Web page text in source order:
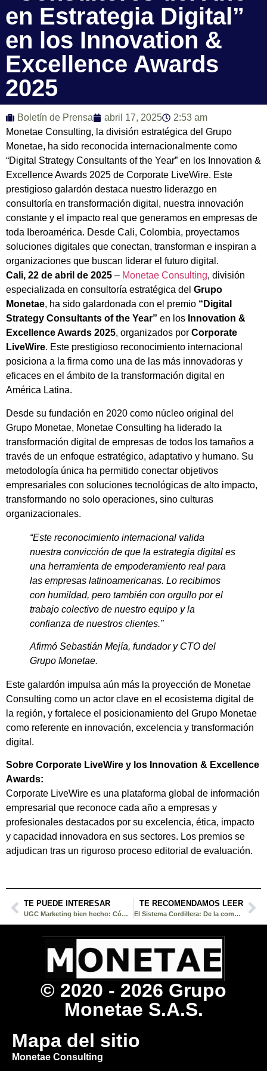
en Estrategia Digital”
en los Innovation &
Excellence Awards
2025
Boletín de Prensa abril 17, 2025
2:53 am
Monetae Consulting, la división estratégica del Grupo
Monetae, ha sido reconocida internacionalmente como
“Digital Strategy Consultants of the Year” en los Innovation &
Excellence Awards 2025 de Corporate LiveWire. Este
prestigioso galardón destaca nuestro liderazgo en
consultoría en transformación digital, nuestra innovación
constante y el impacto real que generamos en empresas de
toda Iberoamérica. Desde Cali, Colombia, proyectamos
soluciones digitales que conectan, transforman e inspiran a
organizaciones que buscan liderar el futuro digital.
Cali, 22 de abril de 2025 – Monetae Consulting, división
especializada en consultoría estratégica del Grupo
Monetae, ha sido galardonada con el premio “Digital
Strategy Consultants of the Year” en los Innovation &
Excellence Awards 2025, organizados por Corporate
LiveWire. Este prestigioso reconocimiento internacional
posiciona a la firma como una de las más innovadoras y
eficaces en el ámbito de la transformación digital en
América Latina.
Desde su fundación en 2020 como núcleo original del
Grupo Monetae, Monetae Consulting ha liderado la
transformación digital de empresas de todos los tamaños a
través de un enfoque estratégico, adaptativo y humano. Su
metodología única ha permitido conectar objetivos
empresariales con soluciones tecnológicas de alto impacto,
transformando no solo operaciones, sino culturas
organizacionales.
“Este reconocimiento internacional valida
nuestra convicción de que la estrategia digital es
una herramienta de empoderamiento real para
las empresas latinoamericanas. Lo recibimos
con humildad, pero también con orgullo por el
trabajo colectivo de nuestro equipo y la
confianza de nuestros clientes.”
Afirmó Sebastián Mejía, fundador y CTO del
Grupo Monetae.
Este galardón impulsa aún más la proyección de Monetae
Consulting como un actor clave en el ecosistema digital de
la región, y fortalece el posicionamiento del Grupo Monetae
como referente en innovación, excelencia y transformación
digital.
Sobre Corporate LiveWire y los Innovation & Excellence
Awards:
Corporate LiveWire es una plataforma global de información
empresarial que reconoce cada año a empresas y
profesionales destacados por su excelencia, ética, impacto
y capacidad innovadora en sus sectores. Los premios se
adjudican tras un riguroso proceso editorial de evaluación.
TE PUEDE INTERESAR
UGC Marketing bien hecho: Cómo potenciar tu marca con contenido auténtico en 2025
TE RECOMENDAMOS LEER
El Sistema Cordillera: De la complejidad digital a la estructura comercial
© 2020 - 2026 Grupo
Monetae S.A.S.
Mapa del sitio
Monetae Consulting